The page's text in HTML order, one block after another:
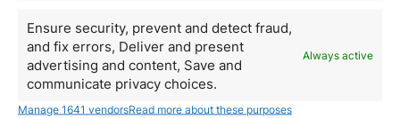
Ensure security, prevent and detect fraud,
and fix errors, Deliver and present
advertising and content, Save and
communicate privacy choices.
Always active
Manage 1641 vendorsRead more about these purposes
Nevis se ha convertido en una de las economías de
más rápido crecimiento del Caribe.
St. Kitts & Nevis, también conocido como St. Kitts &
Nevis en la constitución del país, es independiente
desde 1983 y forma parte de las Antillas Menores, un
grupo de islas a unos 2.000 kilómetros al sureste de